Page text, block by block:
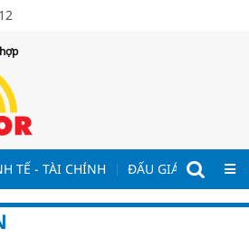
TẾ - TÀI CHÍNH ĐẤU GIÁ - ĐẤU